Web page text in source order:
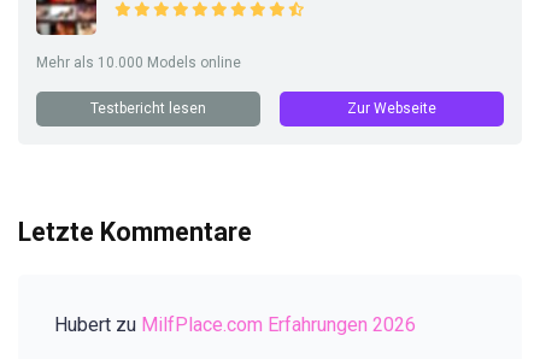
Mehr als 10.000 Models online
Testbericht lesen Zur Webseite
Letzte Kommentare
Hubert zu MilfPlace.com Erfahrungen 2026